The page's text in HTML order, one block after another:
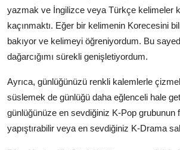
yazmak ve İngilizce veya Türkçe kelimeler
kaçınmaktı. Eğer bir kelimenin Korecesini
bakıyor ve kelimeyi öğreniyordum. Bu
dağarcığımı sürekli genişletiyordum.
Ayrıca, günlüğünüzü renkli kalemlerle
süslemek de günlüğü daha eğlenceli hale
günlüğünüze en sevdiğiniz K-Pop grubunun
yapıştırabilir veya en sevdiğiniz K-Drama